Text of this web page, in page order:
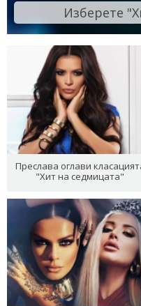
Изберете
Преслава оглави
"Хит на седмицата"